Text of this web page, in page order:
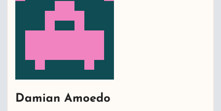
Damian Amoedo